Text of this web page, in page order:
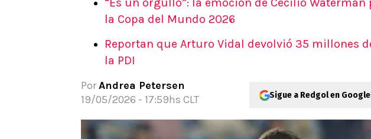
Apuesta del día
la Copa del Mundo 2026
Reportan que Arturo Vidal devolvió 35 millones
la PDI
PorAndrea Petersen
19/05/2026 - 17:59hs CLT
Sigue a Redgol en